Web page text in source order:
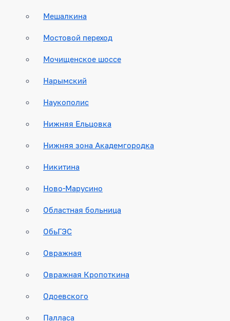
Мешалкина
Мостовой переход
Мочищенское шоссе
Нарымский
Наукополис
Нижняя Ельцовка
Нижняя зона Академгородка
Никитина
Ново-Марусино
Областная больница
ОбьГЭС
Овражная
Овражная Кропоткина
Одоевского
Палласа